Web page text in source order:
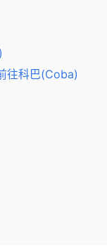
往科巴(Coba)